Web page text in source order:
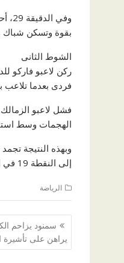
بقوة وتسكن شباك
الشوط الثانى
فردى بعدما تلاعب
فشل لاعبو
الهجمات وسط
إلى النقطة 19 في المركز العاشر من الترتيب.
الرياضة
تصفّح
المقالات
يراهن على تأشيرة